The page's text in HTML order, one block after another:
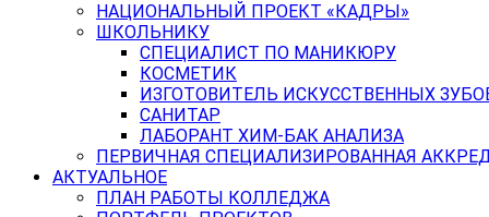
НАЦИОНАЛЬНЫЙ ПРОЕКТ «КАДРЫ»
ШКОЛЬНИКУ
СПЕЦИАЛИСТ ПО МАНИКЮРУ
КОСМЕТИК
ИЗГОТОВИТЕЛЬ ИСКУССТВЕННЫХ
САНИТАР
ЛАБОРАНТ ХИМ-БАК АНАЛИЗА
ПЕРВИЧНАЯ СПЕЦИАЛИЗИРОВАННАЯ
АКТУАЛЬНОЕ
ПЛАН РАБОТЫ КОЛЛЕДЖА